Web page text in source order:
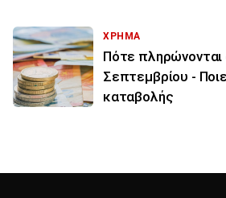
ΧΡΗΜΑ
Πότε πληρώνονται
Σεπτεμβρίου -
καταβολής